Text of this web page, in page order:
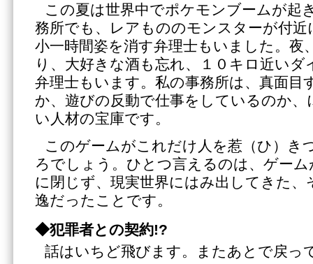
この夏は世界中でポケモンブームが起
務所でも、レアもののモンスターが付
小一時間姿を消す弁理士もいました。夜
り、大好きな酒も忘れ、１０キロ近い
弁理士もいます。私の事務所は、真面目
か、遊びの反動で仕事をしているのか
い人材の宝庫です。
このゲームがこれだけ人を惹（ひ）き
ろでしょう。ひとつ言えるのは、ゲー
に閉じず、現実世界にはみ出してきた、
逸だったことです。
◆犯罪者との契約!?
話はいちど飛びます。またあとで戻っ